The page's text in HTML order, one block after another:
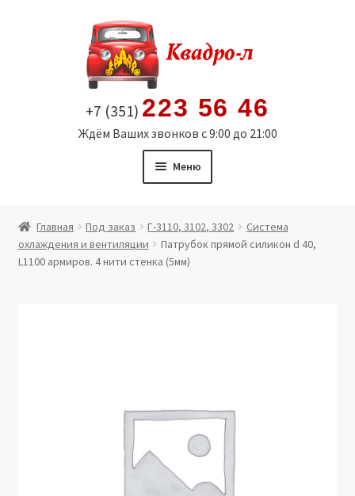
содержимому
+7 (351) 223 56 46
Ждём Ваших звонков с 9:00 до 21:00
Меню
Витрина
Главная Под заказ Г-3110, 3102, 3302
Система
охлаждения и вентиляции
Патрубок прямой силикон d 40,
L1100 армиров. 4 нити стенка (5мм)